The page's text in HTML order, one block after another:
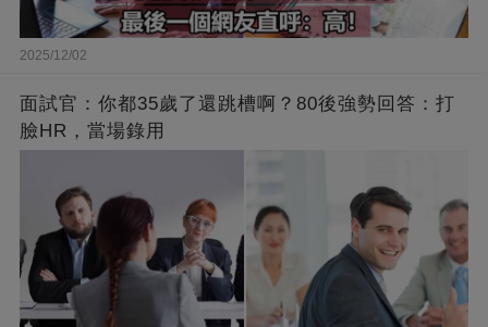
2025/12/02
面試官：你都35歲了還跳槽啊？80後強勢回答：打
臉HR，當場錄用